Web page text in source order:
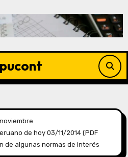
noviembre
de hoy 03/11/2014 (PDF
de algunas normas de interés